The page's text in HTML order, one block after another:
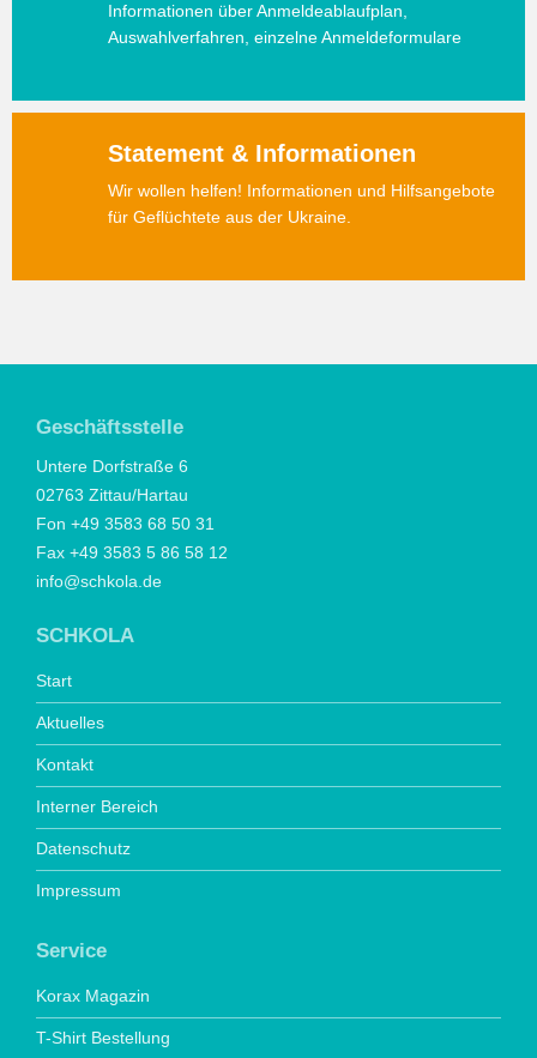
Informationen über Anmeldeablaufplan,
Auswahlverfahren, einzelne Anmeldeformulare
Statement & Informationen
Wir wollen helfen! Informationen und Hilfsangebote
für Geflüchtete aus der Ukraine.
Geschäftsstelle
Untere Dorfstraße 6
02763 Zittau/Hartau
Fon +49 3583 68 50 31
Fax +49 3583 5 86 58 12
info@schkola.de
SCHKOLA
Start
Aktuelles
Kontakt
Interner Bereich
Datenschutz
Impressum
Service
Korax Magazin
T-Shirt Bestellung